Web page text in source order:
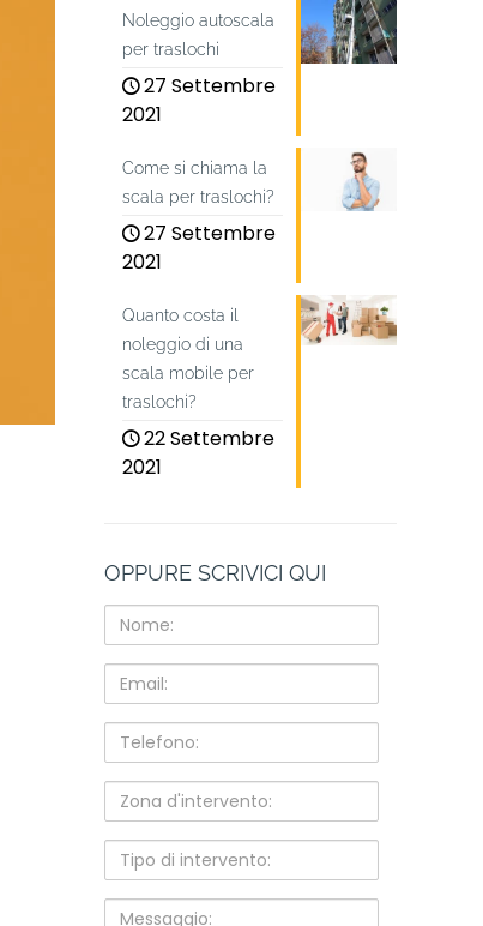
Noleggio autoscala
per traslochi
27 Settembre
2021
Come si chiama la
scala per traslochi?
27 Settembre
2021
Quanto costa il
noleggio di una
scala mobile per
traslochi?
22 Settembre
2021
OPPURE SCRIVICI QUI
Nome:
Email:
Telefono:
Zona
d'intervento:
Tipo
di
intervento:
Messaggio: